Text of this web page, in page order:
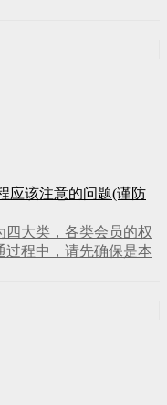
应该注意的问题(谨防
大类，各类会员的权
过程中，请先确保是本